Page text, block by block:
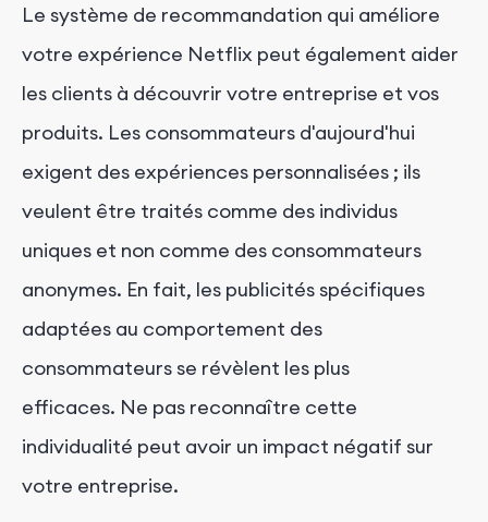
Le système de recommandation qui améliore
votre expérience Netflix peut également aider
les clients à découvrir votre entreprise et vos
produits. Les consommateurs d'aujourd'hui
exigent des expériences personnalisées ; ils
veulent être traités comme des individus
uniques et non comme des consommateurs
anonymes. En fait, les publicités spécifiques
adaptées au comportement des
consommateurs se révèlent les plus
efficaces. Ne pas reconnaître cette
individualité peut avoir un impact négatif sur
votre entreprise.